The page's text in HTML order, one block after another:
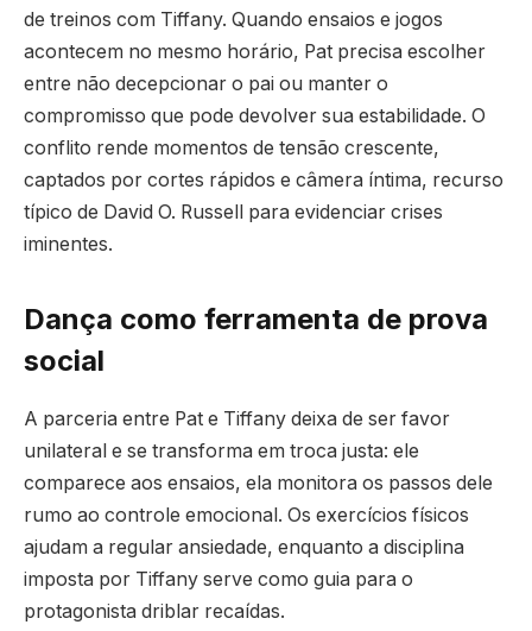
de treinos com Tiffany. Quando ensaios e jogos
acontecem no mesmo horário, Pat precisa escolher
entre não decepcionar o pai ou manter o
compromisso que pode devolver sua estabilidade. O
conflito rende momentos de tensão crescente,
captados por cortes rápidos e câmera íntima, recurso
típico de David O. Russell para evidenciar crises
iminentes.
Dança como ferramenta de prova
social
A parceria entre Pat e Tiffany deixa de ser favor
unilateral e se transforma em troca justa: ele
comparece aos ensaios, ela monitora os passos dele
rumo ao controle emocional. Os exercícios físicos
ajudam a regular ansiedade, enquanto a disciplina
imposta por Tiffany serve como guia para o
protagonista driblar recaídas.